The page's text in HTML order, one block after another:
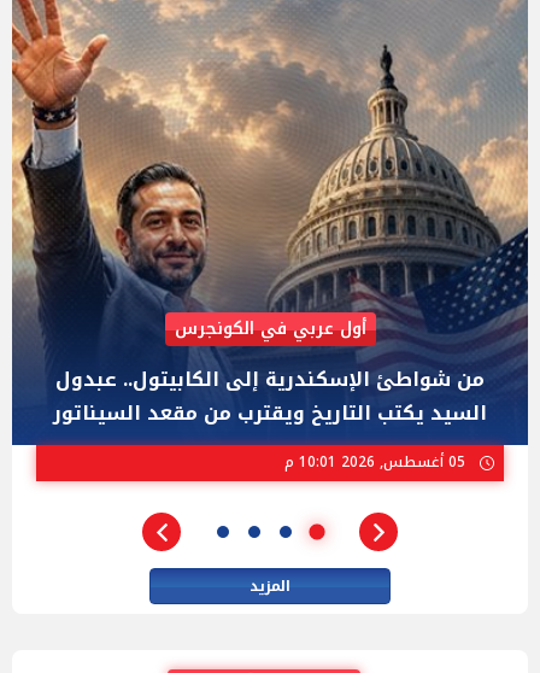
AIPAC رصدت 30 مليون دولار لإضعافه
"عبد الرحمن السيد" المصري الذى يواجه "هايلي
ستيفنز" وإيباك الاسرائيلية بإنتخابات ميشيجان
المزيد